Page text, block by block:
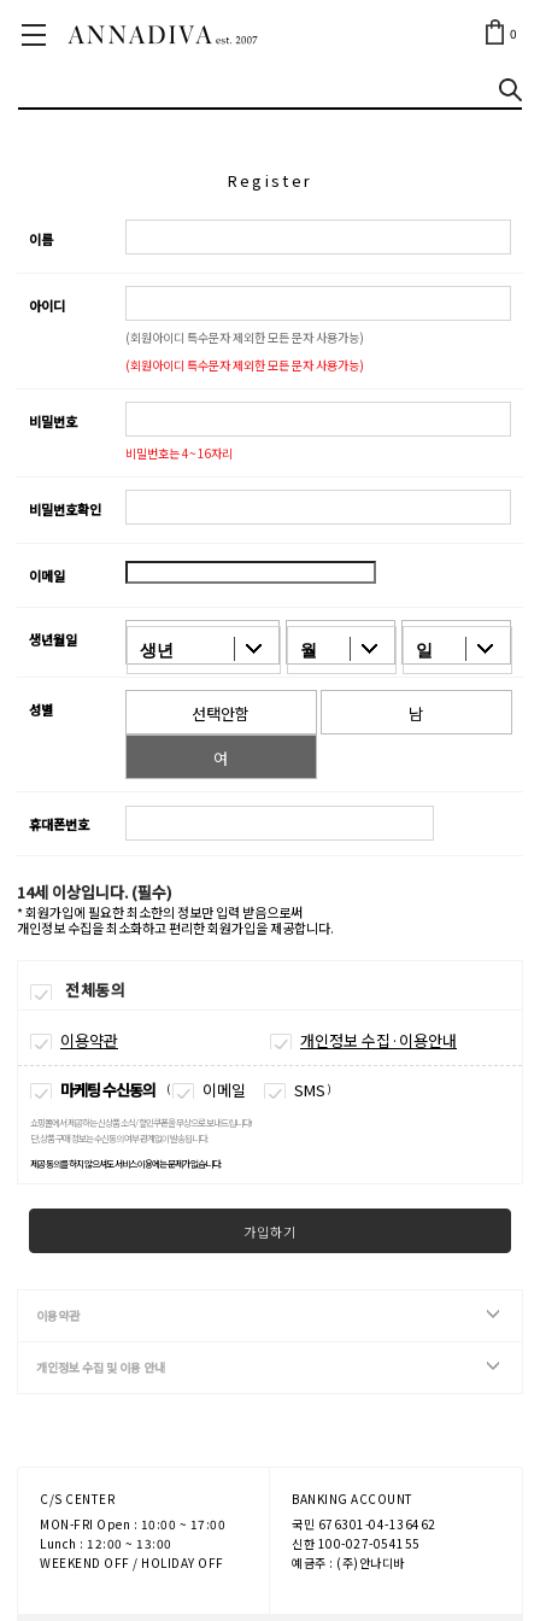
0
ANNA JEWELRY
Register
이름
아이디
(회원아이디 특수문자 제외한 모든 문자 사용가능)
(회원아이디 특수문자 제외한 모든 문자 사용가능)
비밀번호
비밀번호는 4~16자리
비밀번호확인
이메일
생년월일
생년 월 일
성별 선택안함
남
여
휴대폰번호
14세 이상입니다. (필수)
* 회원가입에 필요한 최소한의 정보만 입력 받음으로써
개인정보 수집을 최소화하고 편리한 회원가입을 제공합니다.
전체동의
이용약관 개인정보 수집·이용안내
마케팅 수신동의 ( 이메일 SMS )
쇼핑몰에서 제공하는 신상품 소식/ 할인쿠폰을 무상으로 보내드립니다!
단, 상품 구매 정보는 수신동의 여부 관계없이 발송됩니다.
제공 동의를 하지 않으셔도 서비스 이용에는 문제가 없습니다.
가입하기
이용약관
개인정보 수집 및 이용 안내
C/S CENTER
MON-FRI Open : 10:00 ~ 17:00
Lunch : 12:00 ~ 13:00
WEEKEND OFF / HOLIDAY OFF
BANKING ACCOUNT
국민 676301-04-136462
신한 100-027-054155
예금주 : (주)안나디바